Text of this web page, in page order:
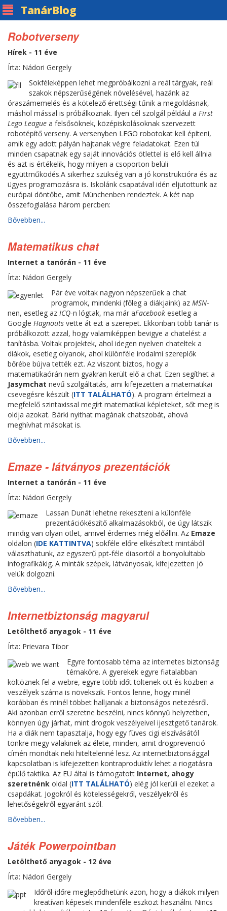
TanárBlog
Robotverseny
Hírek - 11 éve
Írta: Nádori Gergely
Sokféleképpen lehet megpróbálkozni a reál tárgyak, reál
szakok népszerűségének növelésével, hazánk az
óraszámemelés és a kötelező érettségi tűnik a megoldásnak,
máshol mással is próbálkoznak. Ilyen cél szolgál például a First
Lego League a felsősöknek, középiskolásoknak szervezett
robotépítő verseny. A versenyben LEGO robotokat kell építeni,
amik egy adott pályán hajtanak végre feladatokat. Ezen túl
minden csapatnak egy saját innovációs ötlettel is elő kell állnia
és azt is értékelik, hogy milyen a csoporton belüli
együttműködés.A sikerhez szükség van a jó konstrukcióra és az
ügyes programozásra is. Iskolánk csapatával idén eljutottunk az
európai döntőbe, amit Münchenben rendeztek. A két nap
összefoglalása három percben:
Bővebben...
Matematikus chat
Internet a tanórán - 11 éve
Írta: Nádori Gergely
Pár éve voltak nagyon népszerűek a chat
programok, mindenki (főleg a diákjaink) az MSN-
nen, esetleg az ICQ-n lógtak, ma már aFacebook esetleg a
Google Hagnouts vette át ezt a szerepet. Ekkoriban több tanár is
próbálkozott azzal, hogy valamiképpen bevigye a chatelést a
tanításba. Voltak projektek, ahol idegen nyelven chateltek a
diákok, esetleg olyanok, ahol különféle irodalmi szereplők
bőrébe bújva tették ezt. Az viszont biztos, hogy a
matematikaórán nem gyakran került elő a chat. Ezen segíthet a
Jasymchat nevű szolgáltatás, ami kifejezetten a matematikai
csevegésre készült (ITT TALÁLHATÓ). A program értelmezi a
megfelelő szintaxissal megírt matematikai képleteket, sőt meg is
oldja azokat. Bárki nyithat magának chatszobát, ahová
meghívhat másokat is.
Bővebben...
Emaze - látványos prezentációk
Internet a tanórán - 11 éve
Írta: Nádori Gergely
Lassan Dunát lehetne rekeszteni a különféle
prezentációkészítő alkalmazásokból, de úgy látszik
mindig van olyan ötlet, amivel érdemes még előállni. Az Emaze
oldalon (IDE KATTINTVA) sokféle előre elkészített mintából
választhatunk, az egyszerű ppt-féle diasortól a bonyolultabb
infografikákig. A minták szépek, látványosak, kifejezetten jó
velük dolgozni.
Bővebben...
Internetbiztonság magyarul
Letölthető anyagok - 11 éve
Írta: Prievara Tibor
Egyre fontosabb téma az internetes biztonság
témaköre. A gyerekek egyre fiatalabban
költöznek fel a webre, egyre több időt töltenek ott és közben a
veszélyek száma is növekszik. Fontos lenne, hogy minél
korábban és minél többet halljanak a biztonságos netezésről.
Aki azonban erről szeretne beszélni, nincs könnyű helyzetben,
könnyen úgy járhat, mint drogok veszélyeivel ijesztgető tanárok.
Ha a diák nem tapasztalja, hogy egy füves cigi elszívásától
tönkre megy valakinek az élete, minden, amit drogprevenció
címén mondtak neki hiteltelenné lesz. Az internetbiztonsággal
kapcsolatban is kifejezetten kontraproduktív lehet a riogatásra
épülő taktika. Az EU által is támogatott Internet, ahogy
szeretnénk oldal (ITT TALÁLHATÓ) elég jól kerüli el ezeket a
csapdákat. Jogokról és kötelességekről, veszélyekről és
lehetőségekről egyaránt szól.
Bővebben...
Játék Powerpointban
Letölthető anyagok - 12 éve
Írta: Nádori Gergely
Időről-időre meglepődhetünk azon, hogy a diákok milyen
kreatívan képesek mindenféle eszközt használni. Nincs